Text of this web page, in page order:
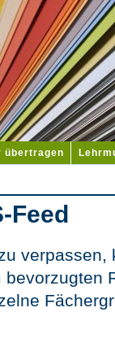
übertragen
Feed
verpassen,